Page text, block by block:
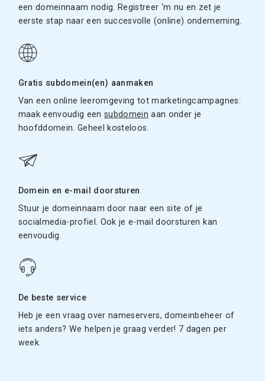
een domeinnaam nodig. Registreer ‘m nu en zet je
eerste stap naar een succesvolle (online) onderneming.
Gratis subdomein(en) aanmaken
Van een online leeromgeving tot marketingcampagnes:
maak eenvoudig eensubdomein aan onder je
hoofddomein. Geheel kosteloos.
Domein en e-mail doorsturen
Stuur je domeinnaam door naar een site of je
socialmedia-profiel. Ook je e-mail doorsturen kan
eenvoudig.
De beste service
Heb je een vraag over nameservers, domeinbeheer of
iets anders? We helpen je graag verder! 7 dagen per
week.